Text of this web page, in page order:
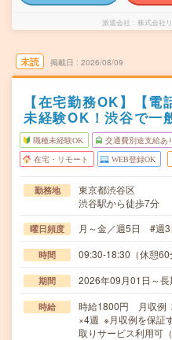
派遣会社 株式会社
未読 掲載日 2026/08/09
【在宅勤務OK】【電
未経験OK！渋谷で一
職種未経験OK 交通費別途支給あ
在宅・リモート WEB登録OK
勤務地
東京都渋谷区
渋谷駅から徒歩7分
曜日頻度 月～金／週5日 #週3
時間 09:30-18:30（休憩60
期間 2026年09月01日～
時給
時給1800円 月収例
×4週 ※月収例を保証
取りサービス利用可